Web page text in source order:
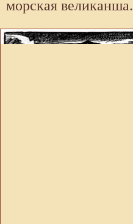
морская великанша.